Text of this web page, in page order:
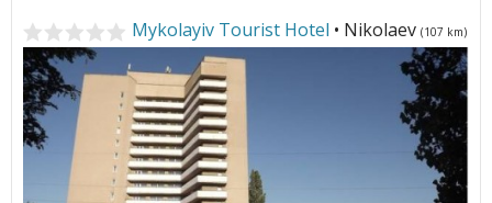
Mykolayiv Tourist Hotel • Nikolaev (107 km)